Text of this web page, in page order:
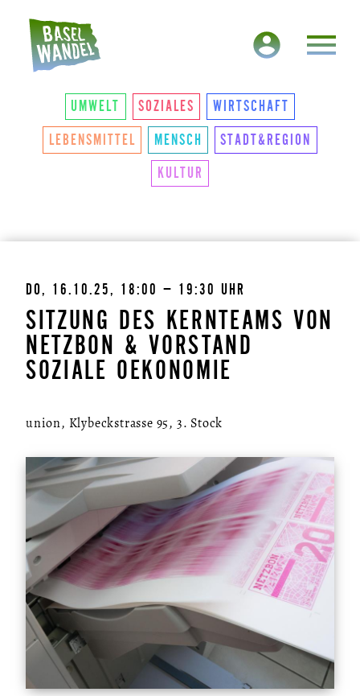
HAUPTNAVIGATION
THEMEN
UMWELT SOZIALES WIRTSCHAFT
LEBENSMITTEL MENSCH STADT&REGION
KULTUR
DO, 16.10.25, 18:00 – 19:30 UHR
SITZUNG DES KERNTEAMS VON
NETZBON & VORSTAND
SOZIALE OEKONOMIE
union, Klybeckstrasse 95, 3. Stock